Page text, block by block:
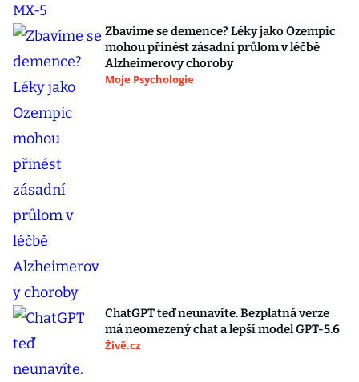
Zbavíme se demence? Léky jako Ozempic
mohou přinést zásadní průlom v léčbě
Alzheimerovy choroby
Moje Psychologie
ChatGPT teď neunavíte. Bezplatná verze
má neomezený chat a lepší model GPT-5.6
Živě.cz